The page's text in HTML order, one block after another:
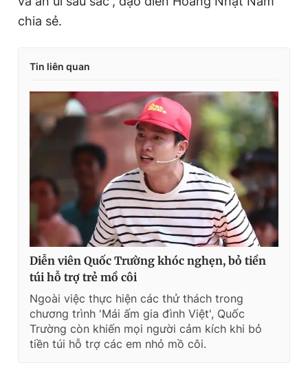
chia sẻ.
Tin liên quan
Diễn viên Quốc Trường khóc nghẹn, bỏ tiền
túi hỗ trợ trẻ mồ côi
Ngoài việc thực hiện các thử thách trong
chương trình 'Mái ấm gia đình Việt', Quốc
Trường còn khiến mọi người cảm kích khi bỏ
tiền túi hỗ trợ các em nhỏ mồ côi.